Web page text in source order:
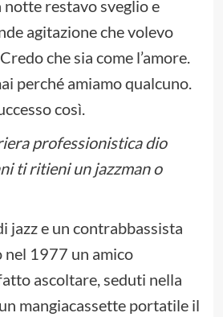
notte restavo sveglio e
agitazione che volevo
che sia come l’amore.
perché amiamo qualcuno.
così.
professionistica dio
ti ritieni un jazzman o
jazz e un contrabbassista
nel 1977 un amico
ascoltare, seduti nella
mangiacassette portatile il